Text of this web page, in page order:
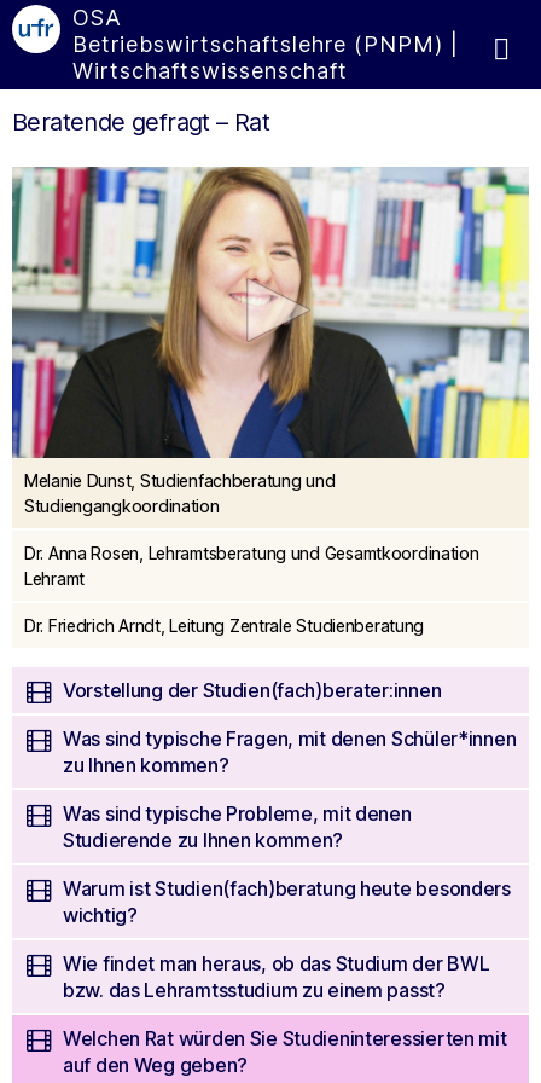
OSA
Betriebswirtschaftslehre (PNPM) |
Wirtschaftswissenschaft
Beratende gefragt – Rat
seconds
of
0
seconds
Melanie Dunst, Studienfachberatung und
Studiengangkoordination
Dr. Anna Rosen, Lehramtsberatung und Gesamtkoordination
Lehramt
Dr. Friedrich Arndt, Leitung Zentrale Studienberatung
Vorstellung der Studien(fach)berater:innen
Was sind typische Fragen, mit denen Schüler*innen
zu Ihnen kommen?
Was sind typische Probleme, mit denen
Studierende zu Ihnen kommen?
Warum ist Studien(fach)beratung heute besonders
wichtig?
Wie findet man heraus, ob das Studium der BWL
bzw. das Lehramtsstudium zu einem passt?
Welchen Rat würden Sie Studieninteressierten mit
auf den Weg geben?